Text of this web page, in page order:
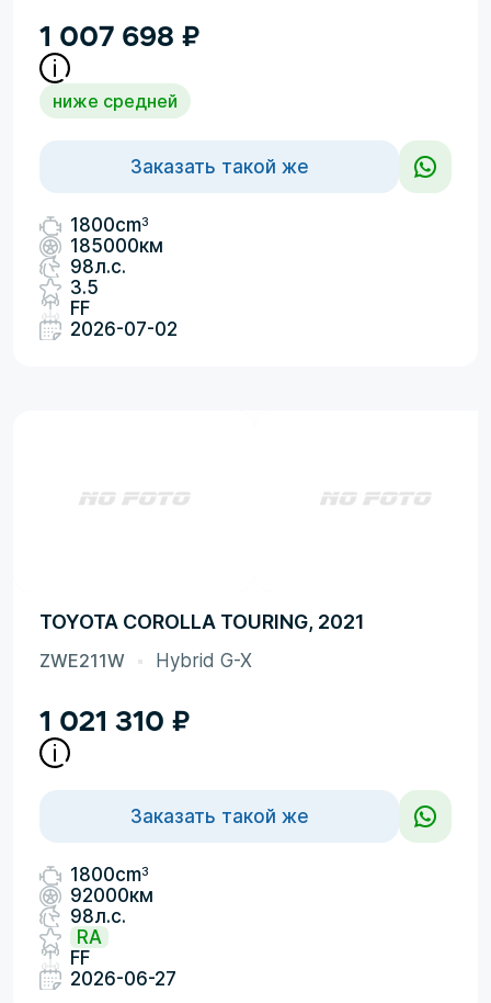
1 007 698 ₽
ниже средней
Заказать такой же
1800cm3
185000км
98л.с.
3.5
FF
2026-07-02
TOYOTA COROLLA TOURING, 2021
ZWE211W Hybrid G-X
1 021 310 ₽
Заказать такой же
1800cm3
92000км
98л.с.
RA
FF
2026-06-27